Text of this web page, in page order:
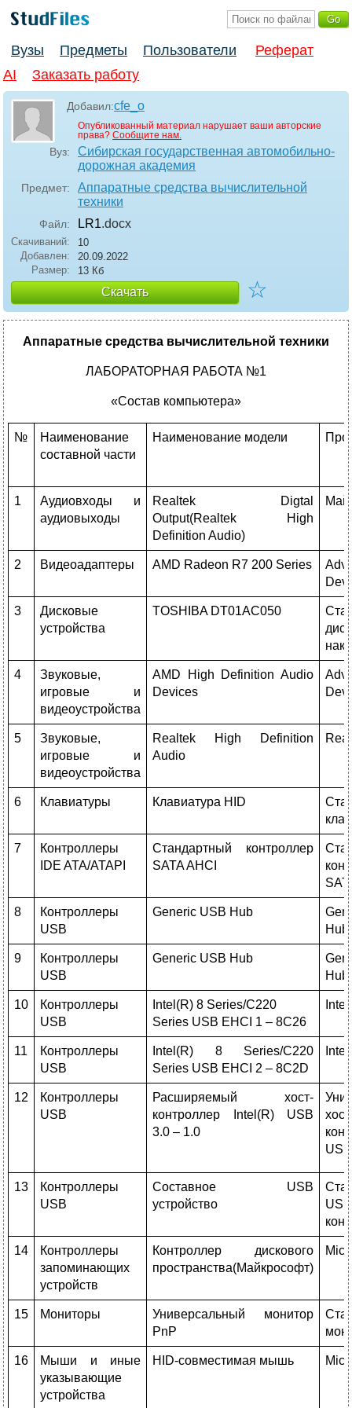
Вузы Предметы Пользователи
Реферат
AI
Заказать работу
Добавил:cfe_o
Опубликованный материал нарушает ваши авторские
права? Сообщите нам.
Вуз:
Сибирская государственная автомобильно-
дорожная академия
Предмет:
Аппаратные средства вычислительной
техники
Файл: LR1.docx
Скачиваний:
10
Добавлен:
20.09.2022
Размер:
13 Кб
Скачать ☆
Аппаратные средства вычислительной техники
ЛАБОРАТОРНАЯ РАБОТА №1
«Состав компьютера»
№
Наименование
составной части
Наименование модели
1
Аудиовходы и
аудиовыходы
Realtek Digtal
Output(Realtek High
Definition Audio)
2 Видеоадаптеры AMD Radeon R7 200 Series
3
Дисковые
устройства
TOSHIBA DT01AC050
4
Звуковые,
игровые и
видеоустройства
AMD High Definition Audio
Devices
5
Звуковые,
игровые и
видеоустройства
Realtek High Definition
Audio
6 Клавиатуры Клавиатура HID
7
Контроллеры
IDE ATA/ATAPI
Стандартный контроллер
SATA AHCI
8
Контроллеры
USB
Generic USB Hub
Hub
9
Контроллеры
USB
Generic USB Hub
Hub
10
Контроллеры
USB
Intel(R) 8 Series/C220
Series USB EHCI 1 – 8C26
Intel
11
Контроллеры
USB
Intel(R) 8 Series/C220
Series USB EHCI 2 – 8C2D
Intel
12
Контроллеры
USB
Расширяемый хост-
контроллер Intel(R) USB
3.0 – 1.0
13
Контроллеры
USB
Составное USB
устройство
14
Контроллеры
запоминающих
устройств
Контроллер дискового
пространства(Майкрософт)
15 Мониторы
Универсальный монитор
PnP
16
Мыши и иные
указывающие
устройства
HID-совместимая мышь